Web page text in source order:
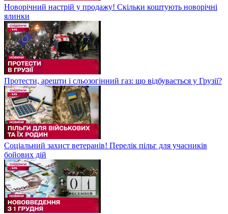
Новорічний настрій у продажу! Скільки коштують новорічні
ялинки
Протести, арешти і сльозогінний газ: що відбувається у Грузії?
Соціальний захист ветеранів! Перелік пільг для учасників
бойових дій